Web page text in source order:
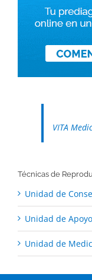
VITA
Técnicas de
Unidad de
Unidad de
Unidad de